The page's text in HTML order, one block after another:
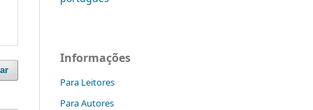
Informações
Para Leitores
Para Autores